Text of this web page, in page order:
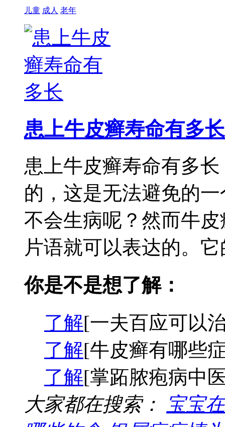
儿童 成人 老年
患上牛皮癣寿命有多长
患上牛皮癣寿命有多
的，这是无法避免的
不会生病呢？然而牛
片语就可以表达的。
你是不是想了解：
了解[一夫百应可以
了解[牛皮癣有哪些
了解[掌跖脓疱病中
大家都在搜索：
宝宝